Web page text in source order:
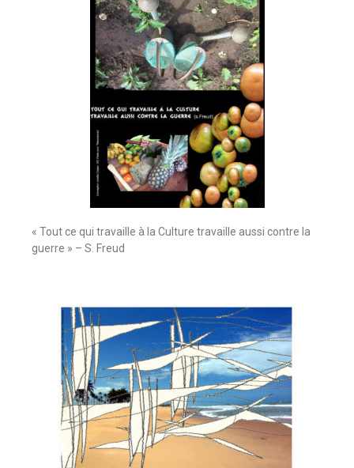
« Tout ce qui travaille à la Culture travaille aussi contre la
guerre » – S. Freud